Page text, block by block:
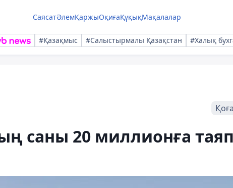
СаясатӘлемҚаржыОқиғаҚұқықМақалалар
#Қазақмыс #Салыстырмалы Қазақстан #Халық
саны 20 миллионға